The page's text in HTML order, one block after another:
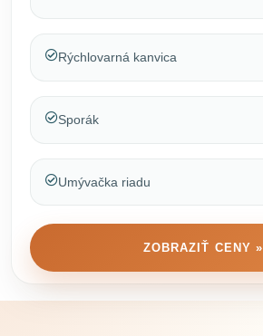
Rýchlovarná kanvica
Sporák
Umývačka riadu
ZOBRAZIŤ CENY »